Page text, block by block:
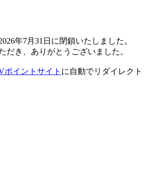
年7月31日に閉鎖いたしました。
だき、ありがとうございました。
ポイントサイト に自動でリダイレクト